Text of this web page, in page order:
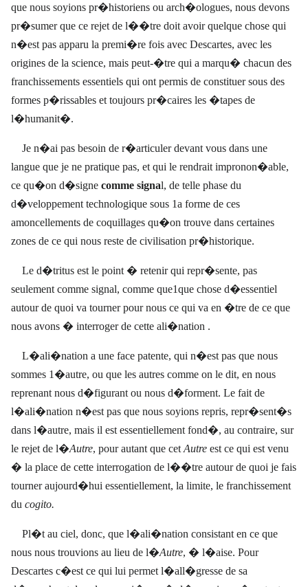
que nous soyions pr�historiens ou arch�ologues, nous devons
pr�sumer que ce rejet de l��tre doit avoir quelque chose qui
n�est pas apparu la premi�re fois avec Descartes, avec les
origines de la science, mais peut-�tre qui a marqu� chacun des
franchissements essentiels qui ont permis de constituer sous des
formes p�rissables et toujours pr�caires les �tapes de
l�humanit�.
Je n�ai pas besoin de r�articuler devant vous dans une
langue que je ne pratique pas, et qui le rendrait impronon�able,
ce qu�on d�signe comme signal, de telle phase du
d�veloppement technologique sous 1a forme de ces
amoncellements de coquillages qu�on trouve dans certaines
zones de ce qui nous reste de civilisation pr�historique.
Le d�tritus est le point � retenir qui repr�sente, pas
seulement comme signal, comme que1que chose d�essentiel
autour de quoi va tourner pour nous ce qui va en �tre de ce que
nous avons � interroger de cette ali�nation .
L�ali�nation a une face patente, qui n�est pas que nous
sommes 1�autre, ou que les autres comme on le dit, en nous
reprenant nous d�figurant ou nous d�forment. Le fait de
l�ali�nation n�est pas que nous soyions repris, repr�sent�s
dans l�autre, mais il est essentiellement fond�, au contraire, sur
le rejet de l�Autre, pour autant que cet Autre est ce qui est venu
� la place de cette interrogation de l��tre autour de quoi je fais
tourner aujourd�hui essentiellement, la limite, le franchissement
du cogito.
Pl�t au ciel, donc, que l�ali�nation consistant en ce que
nous nous trouvions au lieu de l�Autre, � l�aise. Pour
Descartes c�est ce qui lui permet l�all�gresse de sa